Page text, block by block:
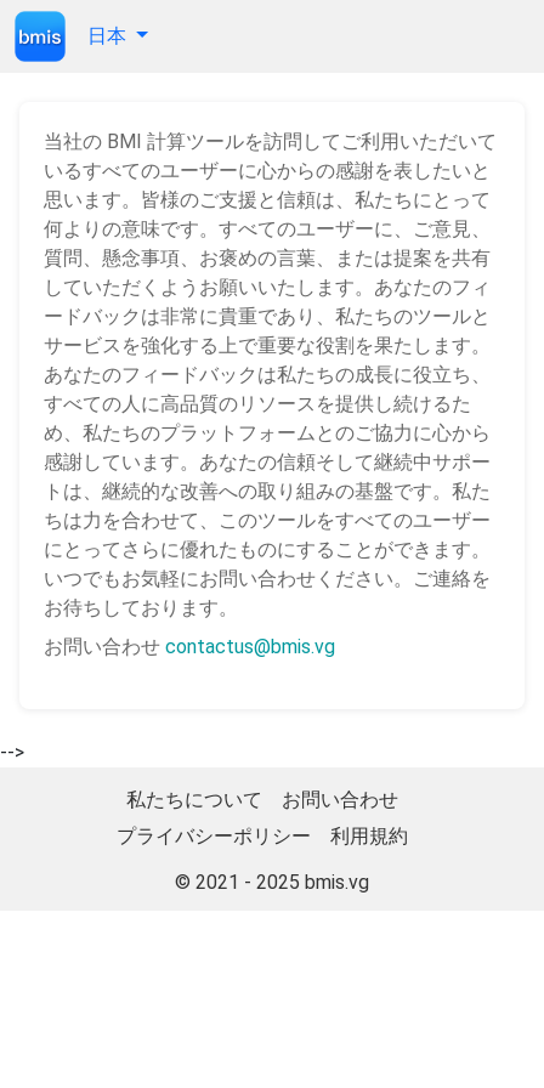
日本
当社の BMI 計算ツールを訪問してご利用いただいて
いるすべてのユーザーに心からの感謝を表したいと
思います。皆様のご支援と信頼は、私たちにとって
何よりの意味です。すべてのユーザーに、ご意見、
質問、懸念事項、お褒めの言葉、または提案を共有
していただくようお願いいたします。あなたのフィ
ードバックは非常に貴重であり、私たちのツールと
サービスを強化する上で重要な役割を果たします。
あなたのフィードバックは私たちの成長に役立ち、
すべての人に高品質のリソースを提供し続けるた
め、私たちのプラットフォームとのご協力に心から
感謝しています。あなたの信頼そして継続中サポー
トは、継続的な改善への取り組みの基盤です。私た
ちは力を合わせて、このツールをすべてのユーザー
にとってさらに優れたものにすることができます。
いつでもお気軽にお問い合わせください。ご連絡を
お待ちしております。
お問い合わせ contactus@bmis.vg
-->
私たちについて
お問い合わせ
プライバシーポリシー
利用規約
© 2021 - 2025 bmis.vg